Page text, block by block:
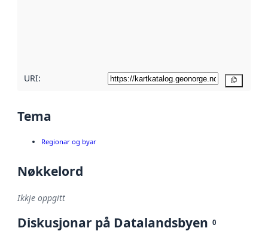
URI:
Tema
Regionar og byar
Nøkkelord
Ikkje oppgitt
Diskusjonar på Datalandsbyen 0